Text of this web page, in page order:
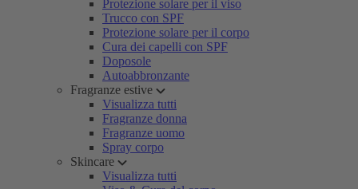
Protezione solare per il viso
Trucco con SPF
Protezione solare per il corpo
Cura dei capelli con SPF
Doposole
Autoabbronzante
Fragranze estive
Visualizza tutti
Fragranze donna
Fragranze uomo
Spray corpo
Skincare
Visualizza tutti